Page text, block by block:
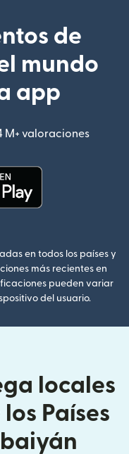
de
mundo
app
M+ valoraciones
(se
en todos los países y
más recientes en
pueden variar
del usuario.
locales
Países